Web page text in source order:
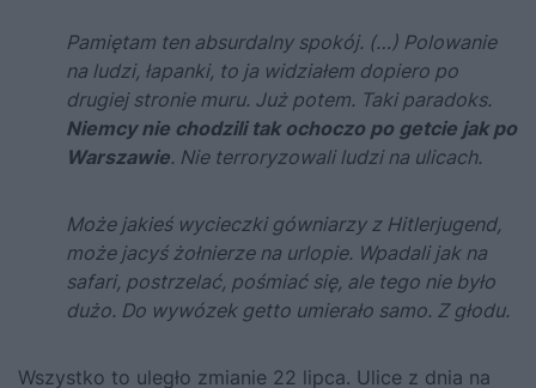
Pamiętam ten absurdalny spokój. (…) Polowanie
na ludzi, łapanki, to ja widziałem dopiero po
drugiej stronie muru. Już potem. Taki paradoks.
Niemcy nie chodzili tak ochoczo po getcie jak po
Warszawie. Nie terroryzowali ludzi na ulicach.
Może jakieś wycieczki gówniarzy z Hitlerjugend,
może jacyś żołnierze na urlopie. Wpadali jak na
safari, postrzelać, pośmiać się, ale tego nie było
dużo. Do wywózek getto umierało samo. Z głodu.
Wszystko to uległo zmianie 22 lipca. Ulice z dnia na